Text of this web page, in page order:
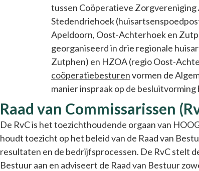
tussen Coöperatieve
Stedendriehoek
Apeldoorn, Oost-Achterhoek en
georganiseerd in drie regionale
Zutphen) en HZOA (regio Oost-
coöperatiebesturenvormen de
manier inspraak op de besluitvorming
Raad van Commissarissen
De RvC is het toezichthoudende orgaan van
houdt toezicht op het beleid van de Raad van
resultaten en de bedrijfsprocessen. De RvC stelt
Bestuur aan en adviseert de Raad van Bestuur